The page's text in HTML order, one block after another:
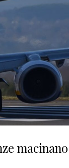
macinano